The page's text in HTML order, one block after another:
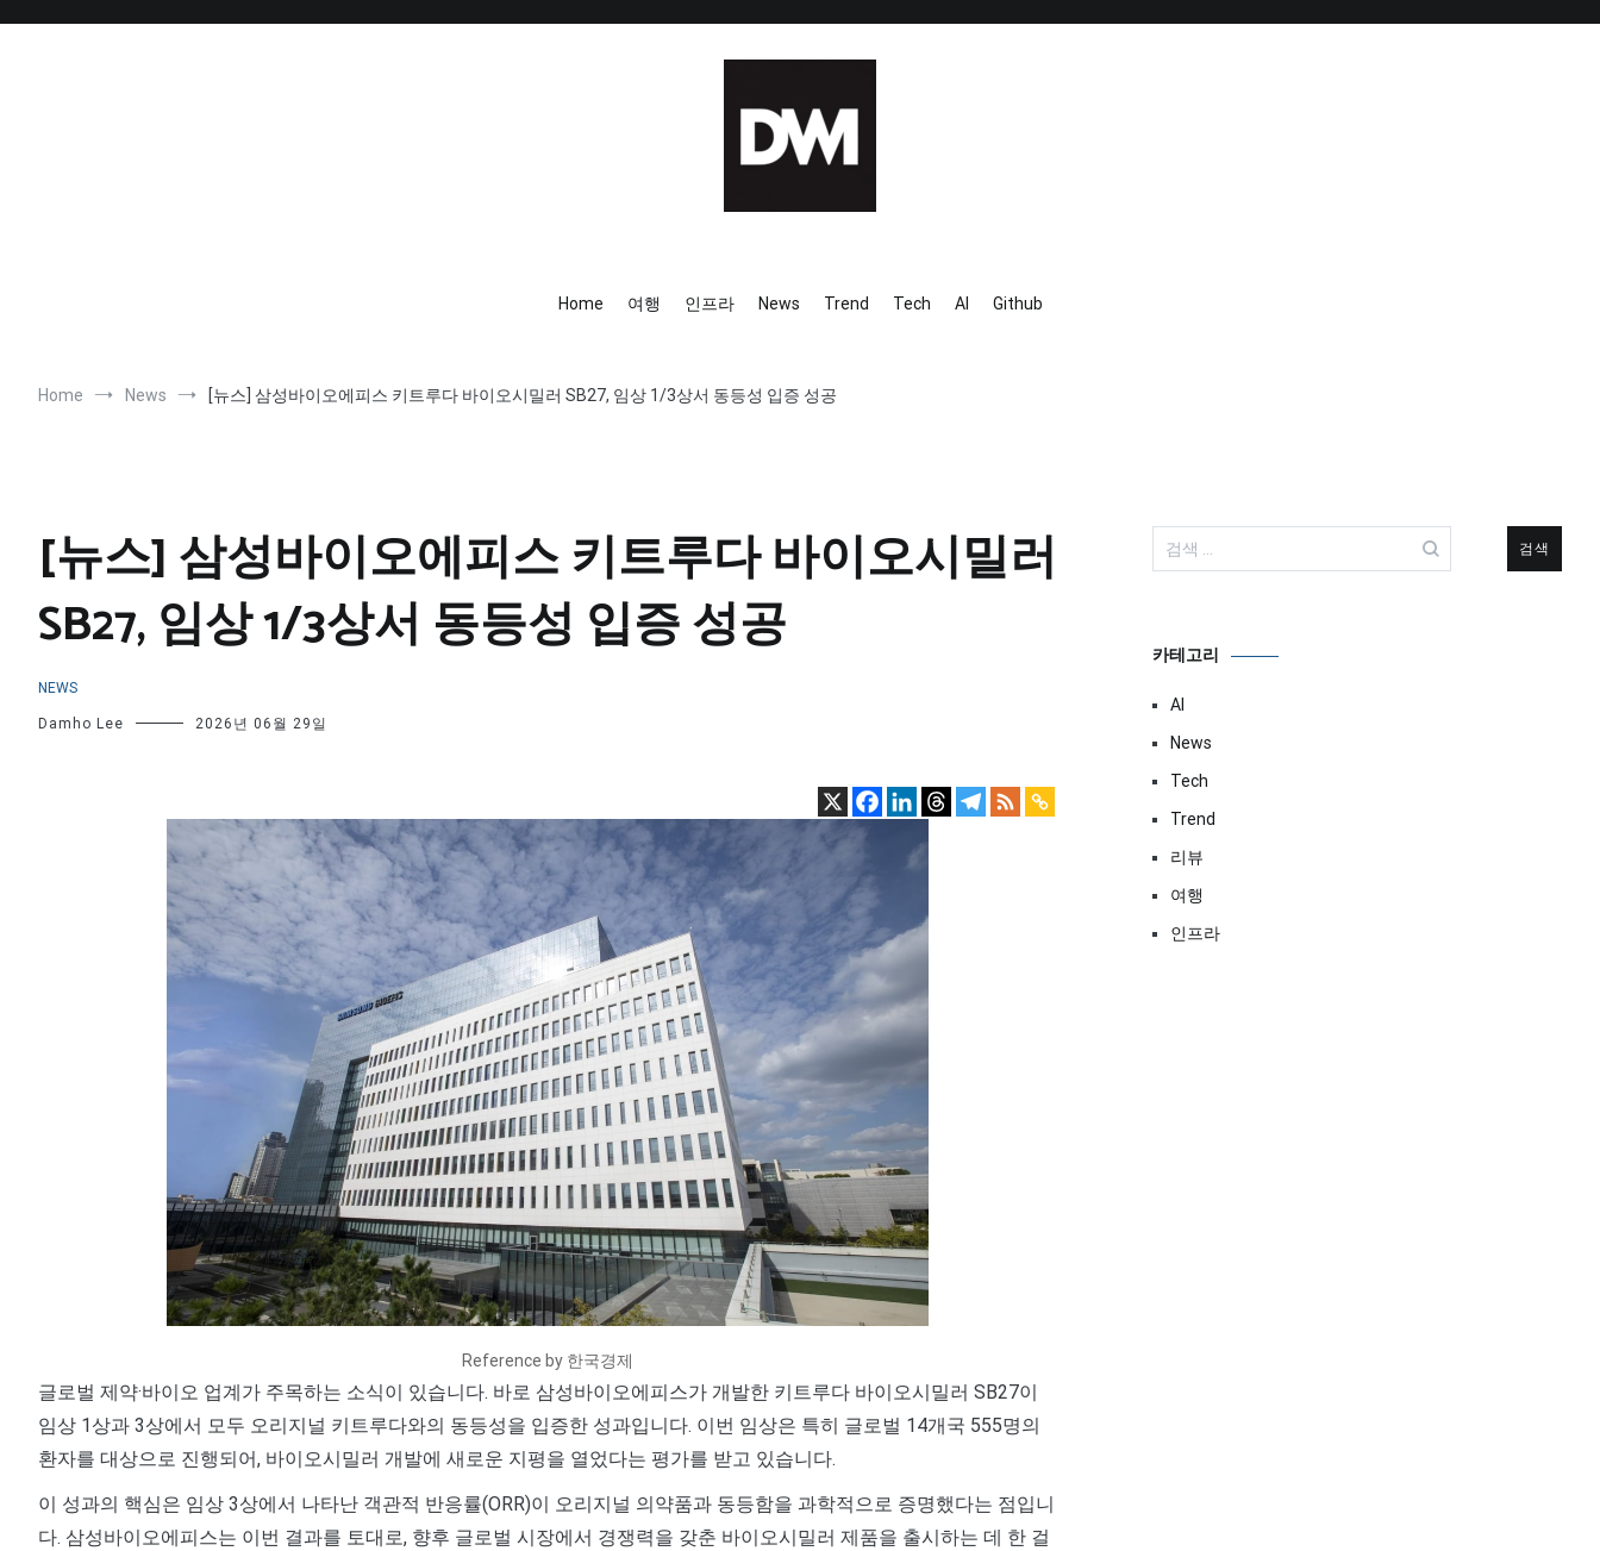
Home 여행 인프라 News Trend Tech AI Github
Home News [뉴스] 삼성바이오에피스 키트루다 바이오시밀러 SB27, 임상 1/3상서 동등성 입증 성공
[뉴스] 삼성바이오에피스 키트루다 바이오시밀러
SB27, 임상 1/3상서 동등성 입증 성공
NEWS
Damho Lee 2026년 06월 29일
Reference by 한국경제
글로벌 제약·바이오 업계가 주목하는 소식이 있습니다. 바로 삼성바이오에피스가 개발한 키트루다 바이오시밀러 SB27이
임상 1상과 3상에서 모두 오리지널 키트루다와의 동등성을 입증한 성과입니다. 이번 임상은 특히 글로벌 14개국 555명의
환자를 대상으로 진행되어, 바이오시밀러 개발에 새로운 지평을 열었다는 평가를 받고 있습니다.
이 성과의 핵심은 임상 3상에서 나타난 객관적 반응률(ORR)이 오리지널 의약품과 동등함을 과학적으로 증명했다는 점입니
다. 삼성바이오에피스는 이번 결과를 토대로, 향후 글로벌 시장에서 경쟁력을 갖춘 바이오시밀러 제품을 출시하는 데 한 걸
색:
카테고리
AI
News
Tech
Trend
리뷰
여행
인프라